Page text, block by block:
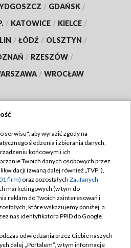
/ GDAŃSK /
/ KATOWICE / KIELCE /
/ ŁÓDŹ / OLSZTYN /
/ RZESZÓW /
/ WROCŁAW
TVP
TVP
prywatności
zgody
Pomoc
Kontakt
serwisu", aby wyrazić zgody na
śledzenia i zbierania danych,
końcowym i ich
Twoich danych osobowych przez
(zwaną dalej również „TVP”),
firm) oraz pozostałych Zaufanych
marketingowych (w tym do
reklam do Twoich zainteresowań i
które wskazujemy poniżej, a
nas identyfikatora PPID do Google.
odwiedzania przez Ciebie naszych
dalej „Portalem”, w tym informacje